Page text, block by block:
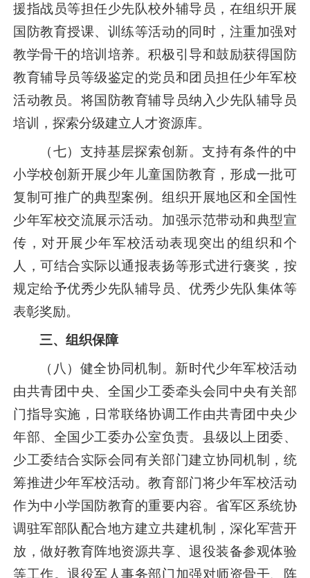
援指战员等担任少先队校外辅导员，在组织开展
国防教育授课、训练等活动的同时，注重加强对
教学骨干的培训培养。积极引导和鼓励获得国防
教育辅导员等级鉴定的党员和团员担任少年军校
活动教员。将国防教育辅导员纳入少先队辅导员
培训，探索分级建立人才资源库。
（七）支持基层探索创新。支持有条件的中
小学校创新开展少年儿童国防教育，形成一批可
复制可推广的典型案例。组织开展地区和全国性
少年军校交流展示活动。加强示范带动和典型宣
传，对开展少年军校活动表现突出的组织和个
人，可结合实际以通报表扬等形式进行褒奖，按
规定给予优秀少先队辅导员、优秀少先队集体等
表彰奖励。
三、组织保障
（八）健全协同机制。新时代少年军校活动
由共青团中央、全国少工委牵头会同中央有关部
门指导实施，日常联络协调工作由共青团中央少
年部、全国少工委办公室负责。县级以上团委、
少工委结合实际会同有关部门建立协同机制，统
筹推进少年军校活动。教育部门将少年军校活动
作为中小学国防教育的重要内容。省军区系统协
调驻军部队配合地方建立共建机制，深化军营开
放，做好教育阵地资源共享、退役装备参观体验
等工作。退役军人事务部门加强对师资骨干、阵